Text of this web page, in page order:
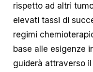
rispetto ad altri
elevati tassi di
regimi
base alle esigenze
guiderà attraverso